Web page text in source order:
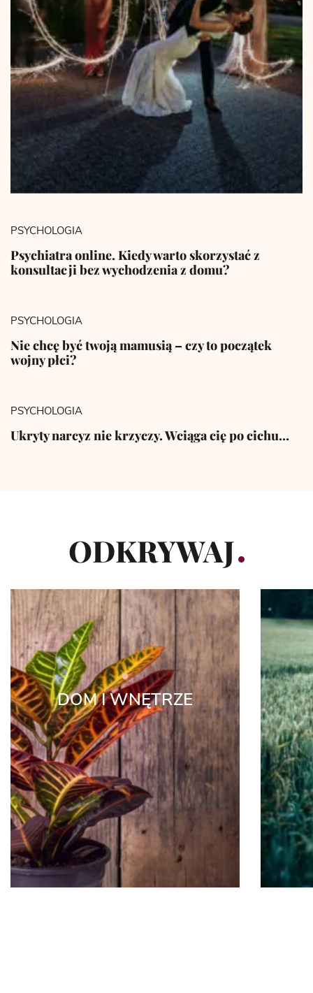
PSYCHOLOGIA
Psychiatra online. Kiedy warto skorzystać z
konsultacji bez wychodzenia z domu?
PSYCHOLOGIA
Nie chcę być twoją mamusią – czy to początek
wojny płci?
PSYCHOLOGIA
Ukryty narcyz nie krzyczy. Wciąga cię po cichu…
ODKRYWAJ
DOM I WNĘTRZE